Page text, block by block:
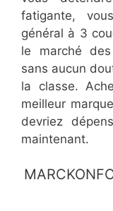
fatigante,
général à 3
le marché
sans aucun
la classe.
meilleur
devriez
maintenant.